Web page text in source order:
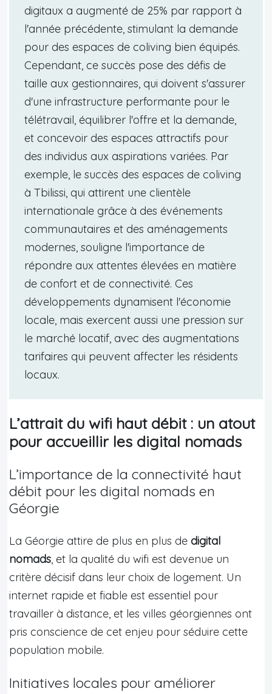
digitaux a augmenté de 25% par rapport à
l'année précédente, stimulant la demande
pour des espaces de coliving bien équipés.
Cependant, ce succès pose des défis de
taille aux gestionnaires, qui doivent s'assurer
d'une infrastructure performante pour le
télétravail, équilibrer l'offre et la demande,
et concevoir des espaces attractifs pour
des individus aux aspirations variées. Par
exemple, le succès des espaces de coliving
à Tbilissi, qui attirent une clientèle
internationale grâce à des événements
communautaires et des aménagements
modernes, souligne l'importance de
répondre aux attentes élevées en matière
de confort et de connectivité. Ces
développements dynamisent l'économie
locale, mais exercent aussi une pression sur
le marché locatif, avec des augmentations
tarifaires qui peuvent affecter les résidents
locaux.
L’attrait du wifi haut débit : un atout
pour accueillir les digital nomads
L’importance de la connectivité haut
débit pour les digital nomads en
Géorgie
La Géorgie attire de plus en plus de digital
nomads, et la qualité du wifi est devenue un
critère décisif dans leur choix de logement. Un
internet rapide et fiable est essentiel pour
travailler à distance, et les villes géorgiennes ont
pris conscience de cet enjeu pour séduire cette
population mobile.
Initiatives locales pour améliorer